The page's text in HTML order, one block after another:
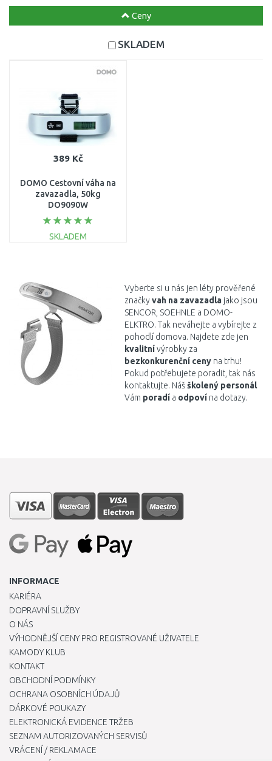
Ceny
SKLADEM
389 Kč
DOMO Cestovní váha na
zavazadla, 50kg
DO9090W
SKLADEM
Vyberte si u nás jen léty prověřené
značkyvah na zavazadla jako jsou
SENCOR, SOEHNLE a DOMO-
ELKTRO. Tak neváhejte a vybírejte z
pohodlí domova. Najdete zde jen
kvalitnívýrobky za
bezkonkurenční ceny na trhu!
Pokud potřebujete poradit, tak nás
kontaktujte. Nášškolený personál
Vám poradí a odpoví na dotazy.
INFORMACE
KARIÉRA
DOPRAVNÍ SLUŽBY
O NÁS
VÝHODNĚJŠÍ CENY PRO REGISTROVANÉ UŽIVATELE
KAMODY KLUB
KONTAKT
OBCHODNÍ PODMÍNKY
OCHRANA OSOBNÍCH ÚDAJŮ
DÁRKOVÉ POUKAZY
ELEKTRONICKÁ EVIDENCE TRŽEB
SEZNAM AUTORIZOVANÝCH SERVISŮ
VRÁCENÍ / REKLAMACE